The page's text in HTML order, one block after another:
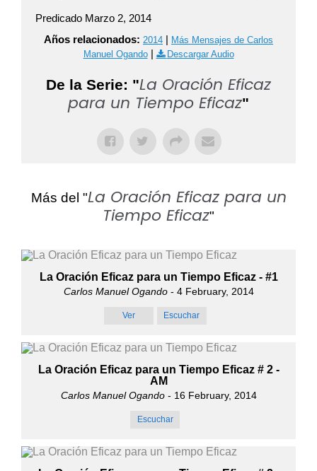
Predicado Marzo 2, 2014
Años relacionados: 2014 | Más Mensajes de Carlos
Manuel Ogando| Descargar Audio
De la Serie: "La Oración Eficaz
para un Tiempo Eficaz"
Más del "La Oración Eficaz para un
Tiempo Eficaz"
La Oración Eficaz para un Tiempo Eficaz - #1
Carlos Manuel Ogando- 4 February, 2014
Ver Escuchar
La Oración Eficaz para un Tiempo Eficaz # 2 -
AM
Carlos Manuel Ogando- 16 February, 2014
Escuchar